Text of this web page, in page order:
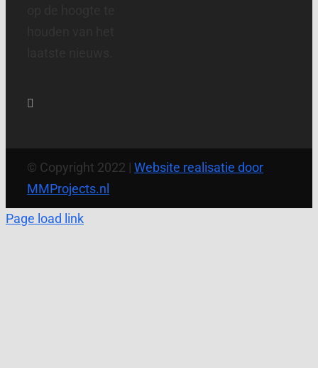
© Copyright 2022 | Website realisatie door
MMProjects.nl
Page load link